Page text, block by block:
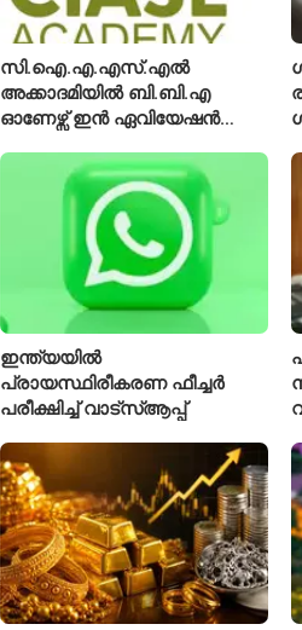
സി.ഐ.എ.എസ്.എൽ
അക്കാദമിയിൽ ബി.ബി.എ
ഓണേഴ്സ് ഇൻ ഏവിയേഷൻ
ഈമാസം 12 വരെ
ഇന്ത്യയിൽ
പ്രായസ്ഥിരീകരണ ഫീച്ചർ
പരീക്ഷിച്ച് വാട്‌സ്ആപ്പ്